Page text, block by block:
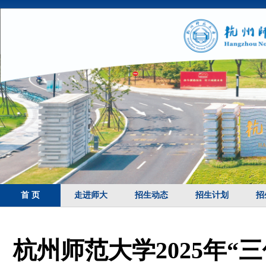
首 页 走进师大 招生动态 招生计划 招
杭州师范大学2025年“